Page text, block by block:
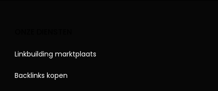
Linkbuilding marktplaats
Backlinks kopen